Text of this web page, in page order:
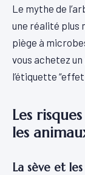
Le mythe de
une réalité plus
piège à
vous achetez
l’étiquette
Les
les
La sève et